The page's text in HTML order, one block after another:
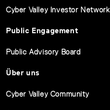
Cyber Valley Investor Network
Public Engagement
Public Advisory Board
Über uns
Cyber Valley Community